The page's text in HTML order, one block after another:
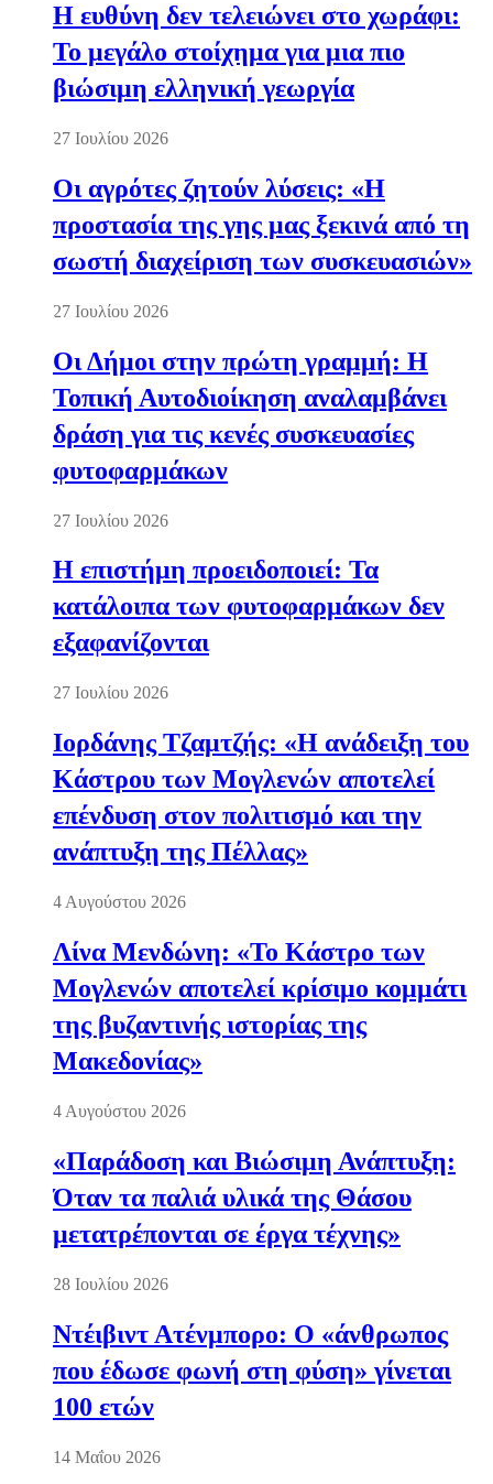
Η ευθύνη δεν τελειώνει στο χωράφι:
Το μεγάλο στοίχημα για μια πιο
βιώσιμη ελληνική γεωργία
27 Ιουλίου 2026
Οι αγρότες ζητούν λύσεις: «Η
προστασία της γης μας ξεκινά από τη
σωστή διαχείριση των συσκευασιών»
27 Ιουλίου 2026
Οι Δήμοι στην πρώτη γραμμή: Η
Τοπική Αυτοδιοίκηση αναλαμβάνει
δράση για τις κενές συσκευασίες
φυτοφαρμάκων
27 Ιουλίου 2026
Η επιστήμη προειδοποιεί: Τα
κατάλοιπα των φυτοφαρμάκων δεν
εξαφανίζονται
27 Ιουλίου 2026
Ιορδάνης Τζαμτζής: «Η ανάδειξη του
Κάστρου των Μογλενών αποτελεί
επένδυση στον πολιτισμό και την
ανάπτυξη της Πέλλας»
4 Αυγούστου 2026
Λίνα Μενδώνη: «Το Κάστρο των
Μογλενών αποτελεί κρίσιμο κομμάτι
της βυζαντινής ιστορίας της
Μακεδονίας»
4 Αυγούστου 2026
«Παράδοση και Βιώσιμη Ανάπτυξη:
Όταν τα παλιά υλικά της Θάσου
μετατρέπονται σε έργα τέχνης»
28 Ιουλίου 2026
Ντέιβιντ Ατένμπορο: Ο «άνθρωπος
που έδωσε φωνή στη φύση» γίνεται
100 ετών
14 Μαΐου 2026